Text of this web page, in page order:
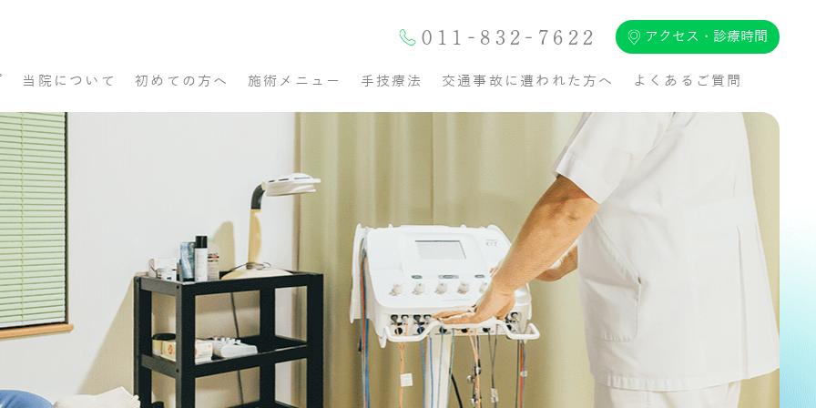
011-832-7622 アクセス・診療時間
当院について 初めての方へ 施術メニュー 手技療法 交通事故に遭われた方へ よくあるご質問